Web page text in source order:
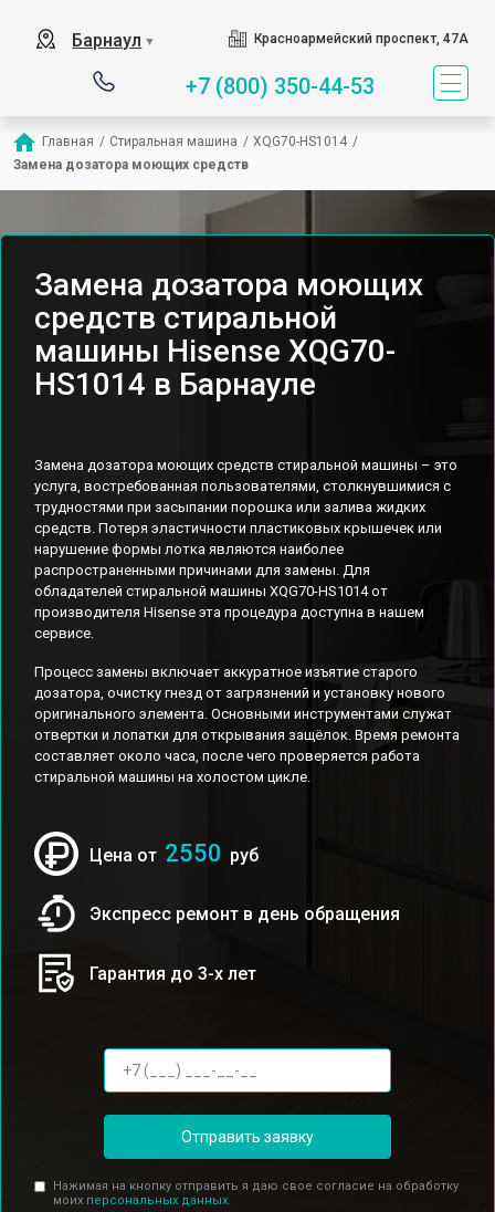
Барнаул ▼ Красноармейский проспект, 47А
+7 (800) 350-44-53
Главная / Стиральная машина / XQG70-HS1014 /
Замена дозатора моющих средств
Замена дозатора моющих
средств стиральной
машины Hisense XQG70-
HS1014 в Барнауле
Замена дозатора моющих средств стиральной машины – это
услуга, востребованная пользователями, столкнувшимися с
трудностями при засыпании порошка или залива жидких
средств. Потеря эластичности пластиковых крышечек или
нарушение формы лотка являются наиболее
распространенными причинами для замены. Для
обладателей стиральной машины XQG70-HS1014 от
производителя Hisense эта процедура доступна в нашем
сервисе.
Процесс замены включает аккуратное изъятие старого
дозатора, очистку гнезд от загрязнений и установку нового
оригинального элемента. Основными инструментами служат
отвертки и лопатки для открывания защёлок. Время ремонта
составляет около часа, после чего проверяется работа
стиральной машины на холостом цикле.
Цена от 2550 руб
Экспресс ремонт в день обращения
Гарантия до 3-х лет
Отправить заявку
Нажимая на кнопку отправить я даю свое согласие на обработку
моих персональных данных.